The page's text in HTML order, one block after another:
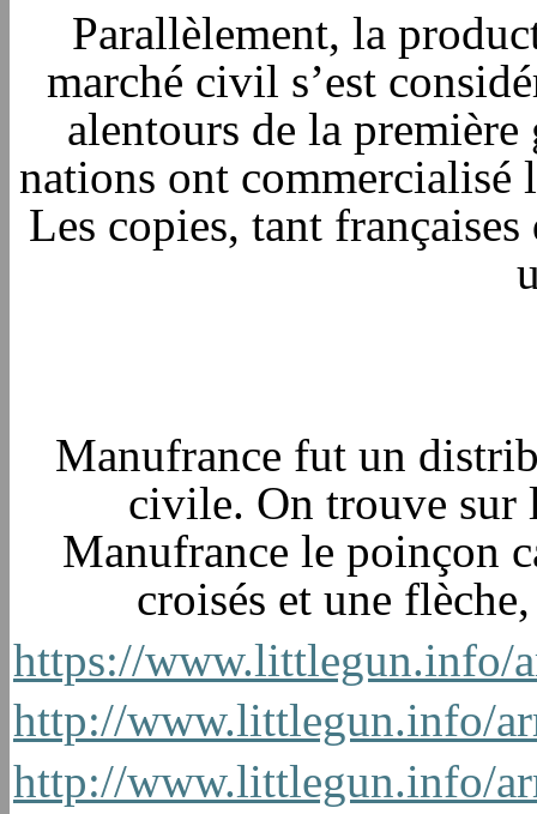
Parallèlement, la
marché civil s’est
alentours de la
nations ont commercialisé
Les copies, tant
Manufrance fut un
civile. On trouve sur
Manufrance le poinçon
croisés et une
https://www.littlegun.info/
http://www.littlegun.info/
http://www.littlegun.info/